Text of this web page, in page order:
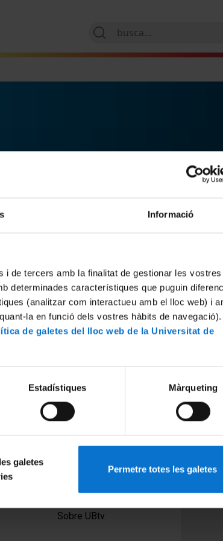
Informació
i de tercers amb la finalitat de gestionar les vostres
determinades característiques que puguin
(analitzar com interactueu amb el lloc web) i
la en funció dels vostres hàbits de
de galetes del lloc web de la Universitat de
Estadístiques Màrqueting
galetes
Permetre totes les galetes
PEU 2
Sobre UBtv
PEU 3